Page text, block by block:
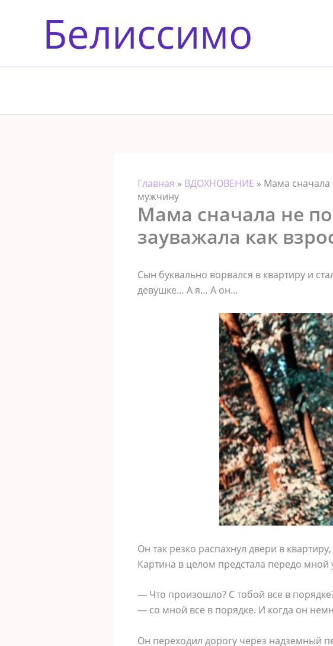
содержимомуБелиссимо
Главная » ВДОХНОВЕНИЕ » Мама сначала
мужчину
Мама сначала не
зауважала как
Сын буквально ворвался в квартиру и
девушке… А я… А он…
Он так резко распахнул двери в
Картина в целом предстала передо мной
— Что произошло? С тобой все в
— со мной все в порядке. И когда он
Он переходил дорогу через надземный